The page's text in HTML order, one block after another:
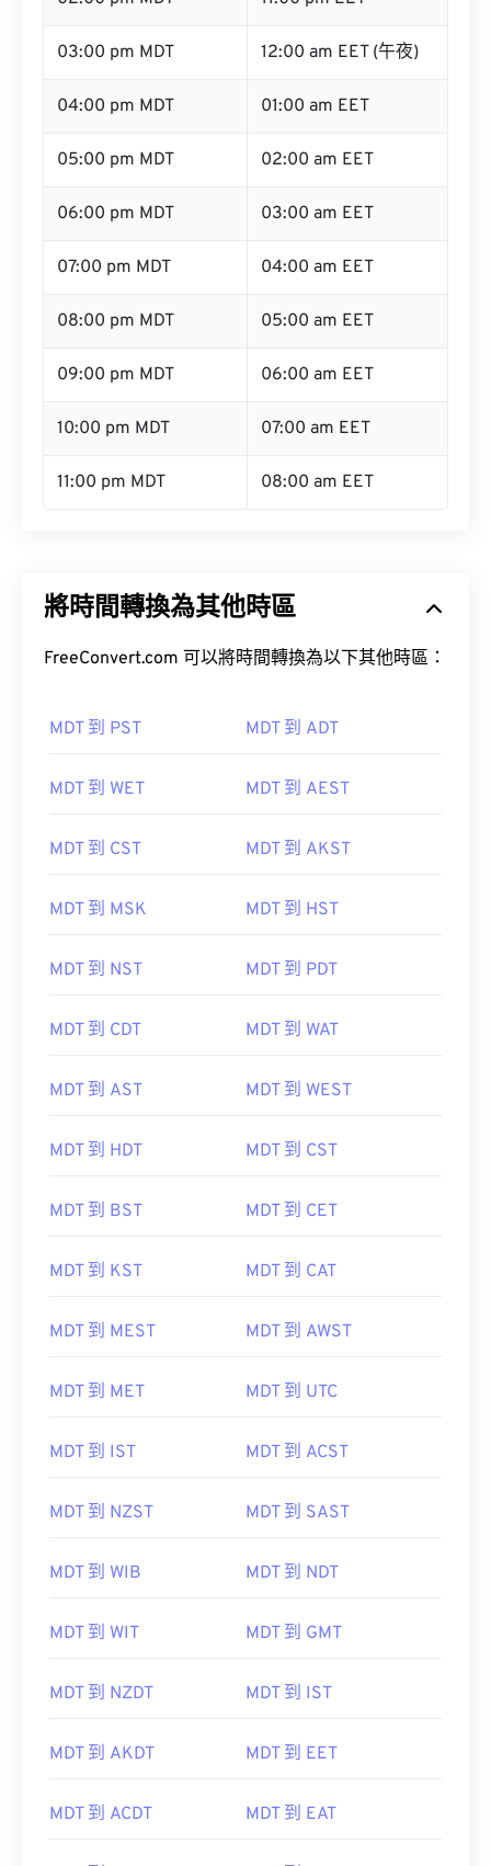
03:00 pm MDT 12:00 am EET (午夜)
04:00 pm MDT 01:00 am EET
05:00 pm MDT 02:00 am EET
06:00 pm MDT 03:00 am EET
07:00 pm MDT 04:00 am EET
08:00 pm MDT 05:00 am EET
09:00 pm MDT 06:00 am EET
10:00 pm MDT 07:00 am EET
11:00 pm MDT 08:00 am EET
將時間轉換為其他時區
FreeConvert.com 可以將時間轉換為以下其他時區：
MDT 到 PST MDT 到 ADT
MDT 到 WET MDT 到 AEST
MDT 到 CST MDT 到 AKST
MDT 到 MSK MDT 到 HST
MDT 到 NST MDT 到 PDT
MDT 到 CDT MDT 到 WAT
MDT 到 AST MDT 到 WEST
MDT 到 HDT MDT 到 CST
MDT 到 BST MDT 到 CET
MDT 到 KST MDT 到 CAT
MDT 到 MEST MDT 到 AWST
MDT 到 MET MDT 到 UTC
MDT 到 IST MDT 到 ACST
MDT 到 NZST MDT 到 SAST
MDT 到 WIB MDT 到 NDT
MDT 到 WIT MDT 到 GMT
MDT 到 NZDT MDT 到 IST
MDT 到 AKDT MDT 到 EET
MDT 到 ACDT MDT 到 EAT